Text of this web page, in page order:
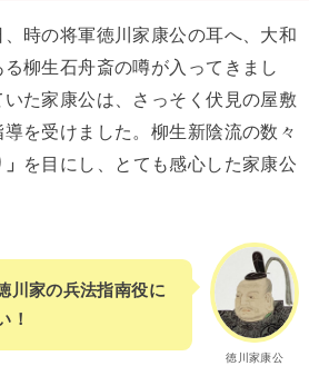
時の将軍徳川家康公の耳へ、大和
柳生石舟斎の噂が入ってきまし
た家康公は、さっそく伏見の屋敷
を受けました。柳生新陰流の数々
を目にし、とても感心した家康公
徳川家康公
川家の兵法指南役に
！